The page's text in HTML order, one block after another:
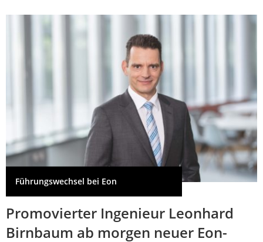
Führungswechsel bei Eon
Promovierter Ingenieur Leonhard
Birnbaum ab morgen neuer Eon-